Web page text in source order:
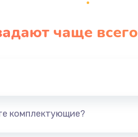
чаще всего
комплектующие?